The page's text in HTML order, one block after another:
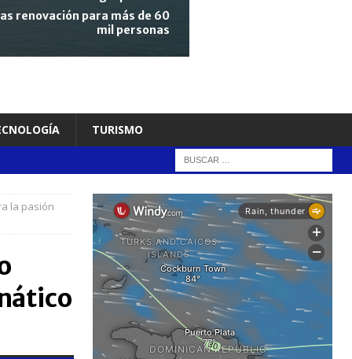
renovación para más de 60
mil personas
TURISMO
la pasión